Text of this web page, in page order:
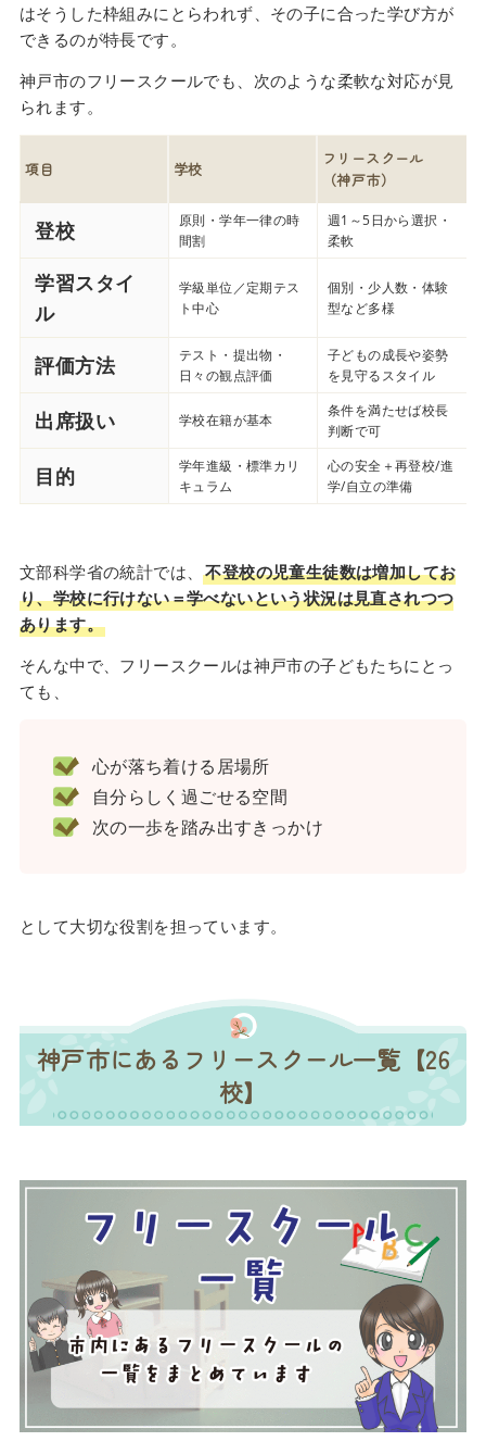
はそうした枠組みにとらわれず、その子に合った学び方が
できるのが特長です。
神戸市のフリースクールでも、次のような柔軟な対応が見
られます。
項目 学校
フリースクール
（神戸市）
登校
原則・学年一律の時
間割
週1～5日から選択・
柔軟
学習スタイ
ル
学級単位／定期テス
ト中心
個別・少人数・体験
型など多様
評価方法
テスト・提出物・
日々の観点評価
子どもの成長や姿勢
を見守るスタイル
出席扱い 学校在籍が基本
条件を満たせば校長
判断で可
目的
学年進級・標準カリ
キュラム
心の安全＋再登校/進
学/自立の準備
文部科学省の統計では、不登校の児童生徒数は増加してお
り、学校に行けない＝学べないという状況は見直されつつ
あります。
そんな中で、フリースクールは神戸市の子どもたちにとっ
ても、
心が落ち着ける居場所
自分らしく過ごせる空間
次の一歩を踏み出すきっかけ
として大切な役割を担っています。
神戸市にあるフリースクール一覧【26
校】